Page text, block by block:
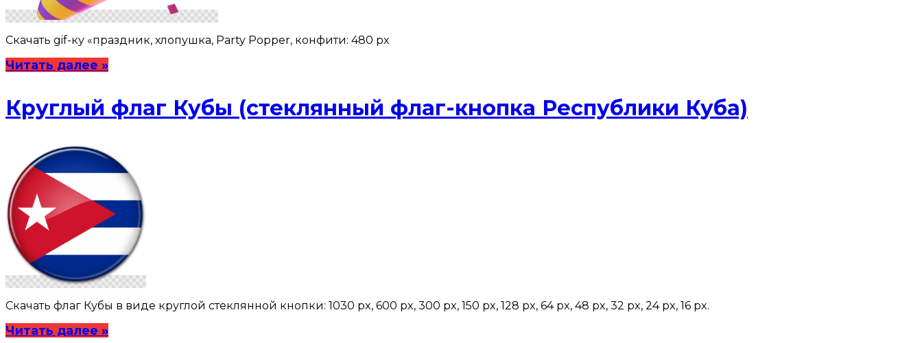
Скачать gif-ку «праздник, хлопушка, Party Popper, конфити: 480 px
Читать далее »
Круглый флаг Кубы (стеклянный флаг-кнопка Республики Куба)
Скачать флаг Кубы в виде круглой стеклянной кнопки: 1030 px, 600 px, 300 px, 150 px, 128 px, 64 px, 48 px, 32 px, 24 px, 16 px.
Читать далее »